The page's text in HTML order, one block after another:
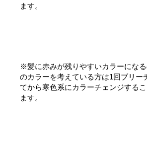
ます。
※髪に赤みが残りやすいカラーにな
のカラーを考えている方は1回ブリー
てから寒色系にカラーチェンジする
ます。